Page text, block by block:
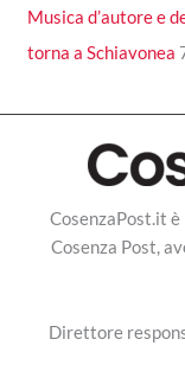
Musica d’autore e
torna a Schiavonea
CosenzaPost.it
Cosenza Post,
Direttore